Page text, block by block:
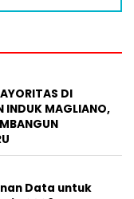
DI
INDUK MAGLIANO,
Data untuk